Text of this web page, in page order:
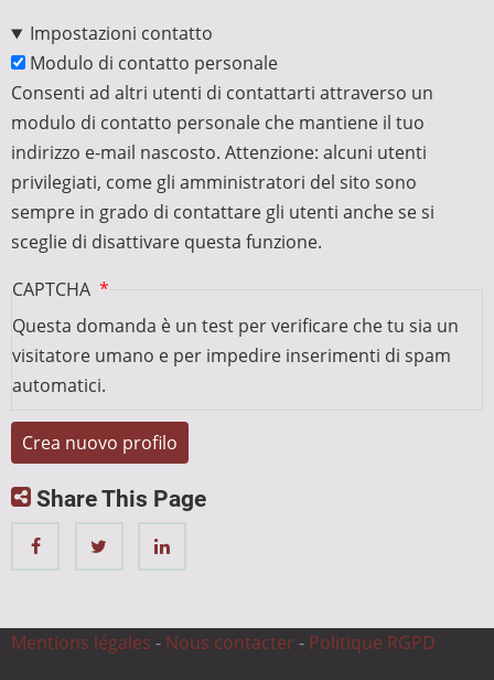
Impostazioni contatto
Modulo di contatto personale
Consenti ad altri utenti di contattarti attraverso un
modulo di contatto personale che mantiene il tuo
indirizzo e-mail nascosto. Attenzione: alcuni utenti
privilegiati, come gli amministratori del sito sono
sempre in grado di contattare gli utenti anche se si
sceglie di disattivare questa funzione.
CAPTCHA
Questa domanda è un test per verificare che tu sia un
visitatore umano e per impedire inserimenti di spam
automatici.
Share This Page
Mentions légales - Nous contacter - Politique RGPD